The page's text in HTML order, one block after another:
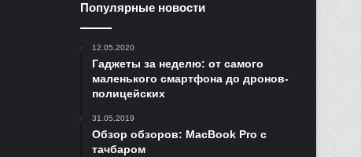
Популярные новости
12.05.2020
Гаджеты за неделю: от самого
маленького смартфона до дронов-
полицейских
31.05.2019
Обзор обзоров: MacBook Pro с
тачбаром